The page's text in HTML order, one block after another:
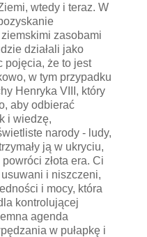
wtedy i teraz. W
zasobami
działali jako
pojęcia, że to jest
w tym przypadku
Henryka VIII, który
aby odbierać
i wiedzę,
narody - ludy,
ją w ukryciu,
złota era. Ci
i niszczeni,
i mocy, która
kontrolującej
agenda
w pułapkę i